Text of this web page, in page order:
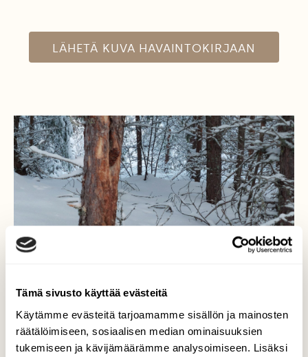
Tämä sivusto käyttää evästeitä
Käytämme evästeitä tarjoamamme sisällön ja mainosten
räätälöimiseen, sosiaalisen median ominaisuuksien
tukemiseen ja kävijämäärämme analysoimiseen. Lisäksi
LÄHETÄ KUVA HAVAINTOKIRJAAN
Ruokailupaikka